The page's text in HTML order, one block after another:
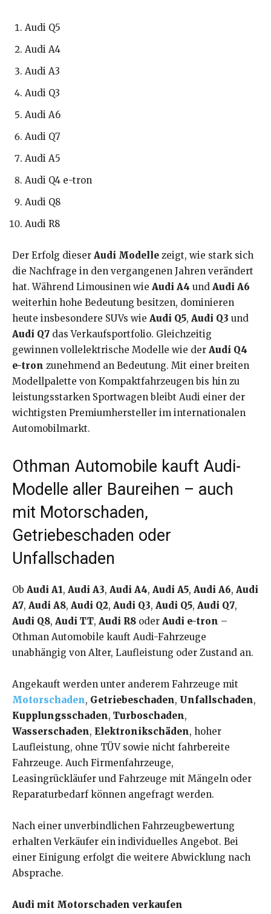
Audi Q5
Audi A4
Audi A3
Audi Q3
Audi A6
Audi Q7
Audi A5
Audi Q4 e-tron
Audi Q8
Audi R8
Der Erfolg dieser Audi Modelle zeigt, wie stark sich
die Nachfrage in den vergangenen Jahren verändert
hat. Während Limousinen wie Audi A4 und Audi A6
weiterhin hohe Bedeutung besitzen, dominieren
heute insbesondere SUVs wie Audi Q5, Audi Q3 und
Audi Q7 das Verkaufsportfolio. Gleichzeitig
gewinnen vollelektrische Modelle wie der Audi Q4
e-tron zunehmend an Bedeutung. Mit einer breiten
Modellpalette von Kompaktfahrzeugen bis hin zu
leistungsstarken Sportwagen bleibt Audi einer der
wichtigsten Premiumhersteller im internationalen
Automobilmarkt.
Othman Automobile kauft Audi-
Modelle aller Baureihen – auch
mit Motorschaden,
Getriebeschaden oder
Unfallschaden
Ob Audi A1, Audi A3, Audi A4, Audi A5, Audi A6, Audi
A7, Audi A8, Audi Q2, Audi Q3, Audi Q5, Audi Q7,
Audi Q8, Audi TT, Audi R8 oder Audi e-tron –
Othman Automobile kauft Audi-Fahrzeuge
unabhängig von Alter, Laufleistung oder Zustand an.
Angekauft werden unter anderem Fahrzeuge mit
Motorschaden, Getriebeschaden, Unfallschaden,
Kupplungsschaden, Turboschaden,
Wasserschaden, Elektronikschäden, hoher
Laufleistung, ohne TÜV sowie nicht fahrbereite
Fahrzeuge. Auch Firmenfahrzeuge,
Leasingrückläufer und Fahrzeuge mit Mängeln oder
Reparaturbedarf können angefragt werden.
Nach einer unverbindlichen Fahrzeugbewertung
erhalten Verkäufer ein individuelles Angebot. Bei
einer Einigung erfolgt die weitere Abwicklung nach
Absprache.
Audi mit Motorschaden verkaufen